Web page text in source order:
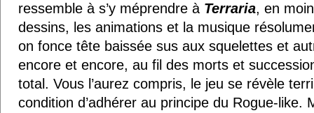
ressemble à s’y méprendre à Terraria, en
dessins, les animations et la musique
on fonce tête baissée sus aux squelettes et
encore et encore, au fil des morts et
total. Vous l’aurez compris, le jeu se révèle
condition d’adhérer au principe du Rogue-like.